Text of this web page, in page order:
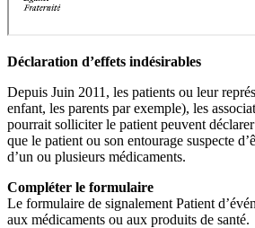
Déclaration d’effets indésirables
Depuis Juin 2011, les patients ou leur
enfant, les parents par exemple), les
pourrait solliciter le patient peuvent
que le patient ou son entourage suspecte
d’un ou plusieurs médicaments.
Compléter le formulaire
Le formulaire de signalement Patient
aux médicaments ou aux produits de santé.